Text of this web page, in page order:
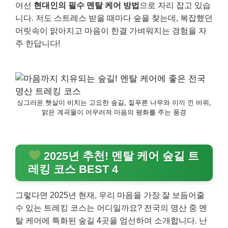
어선 현대인의 필수 멘탈 케어 방법 으로 자리 잡고 있습
니다. 저도 스트레스 받을 때마다 숲을 찾는데, 복잡했던
머릿속이 맑아지고 마음이 한결 가벼워지는 경험을 자
주 한답니다!
싱그러운 햇살이 비치는 고요한 숲길, 짙푸른 나무와 이끼 낀 바위,
맑은 계곡물이 어우러져 마음의 평화를 주는 풍경
2025년 추천! 멘탈 케어 숲길 트
레킹 코스 BEST 4
그렇다면 2025년 현재, 우리 마음을 가장 잘 보듬어줄
수 있는 트레킹 코스는 어디일까요? 전국의 명산 중 멘
탈 케어에 특화된 숲길 4곳을 엄선하여 소개합니다. 난